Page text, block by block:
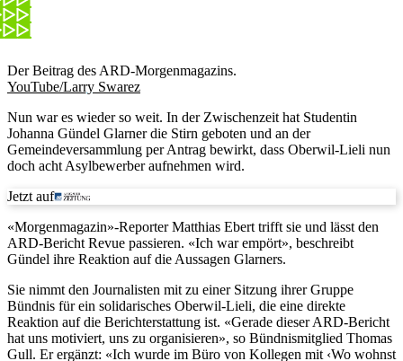
Der Beitrag des ARD-Morgenmagazins.
YouTube/Larry Swarez
Nun war es wieder so weit. In der Zwischenzeit hat Studentin
Johanna Gündel Glarner die Stirn geboten und an der
Gemeindeversammlung per Antrag bewirkt, dass Oberwil-Lieli nun
doch acht Asylbewerber aufnehmen wird.
Jetzt auf
«Morgenmagazin»-Reporter Matthias Ebert trifft sie und lässt den
ARD-Bericht Revue passieren. «Ich war empört», beschreibt
Gündel ihre Reaktion auf die Aussagen Glarners.
Sie nimmt den Journalisten mit zu einer Sitzung ihrer Gruppe
Bündnis für ein solidarisches Oberwil-Lieli, die eine direkte
Reaktion auf die Berichterstattung ist. «Gerade dieser ARD-Bericht
hat uns motiviert, uns zu organisieren», so Bündnismitglied Thomas
Gull. Er ergänzt: «Ich wurde im Büro von Kollegen mit ‹Wo wohnst